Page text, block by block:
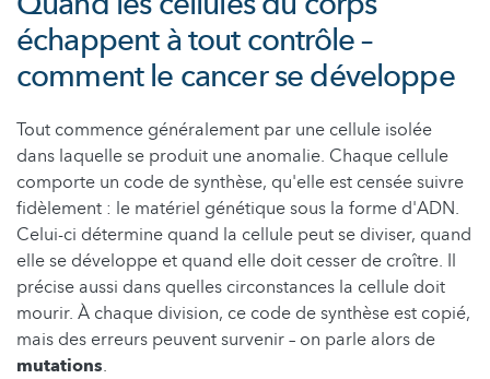
échappent à tout contrôle –
comment le cancer se développe
Tout commence généralement par une cellule isolée
dans laquelle se produit une anomalie. Chaque cellule
comporte un code de synthèse, qu'elle est censée suivre
fidèlement : le matériel génétique sous la forme d'ADN.
Celui-ci détermine quand la cellule peut se diviser, quand
elle se développe et quand elle doit cesser de croître. Il
précise aussi dans quelles circonstances la cellule doit
mourir. À chaque division, ce code de synthèse est copié,
mais des erreurs peuvent survenir – on parle alors de
mutations.